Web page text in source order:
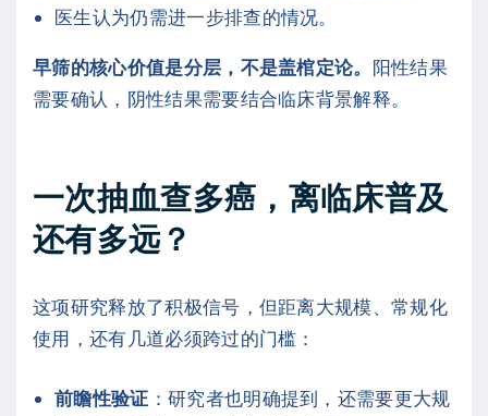
医生认为仍需进一步排查的情况。
早筛的核心价值是分层，不是盖棺定论。 阳性结果
需要确认，阴性结果需要结合临床背景解释。
一次抽血查多癌，离临床普及
还有多远？
这项研究释放了积极信号，但距离大规模、常规化
使用，还有几道必须跨过的门槛：
前瞻性验证 ：研究者也明确提到，还需要更大规